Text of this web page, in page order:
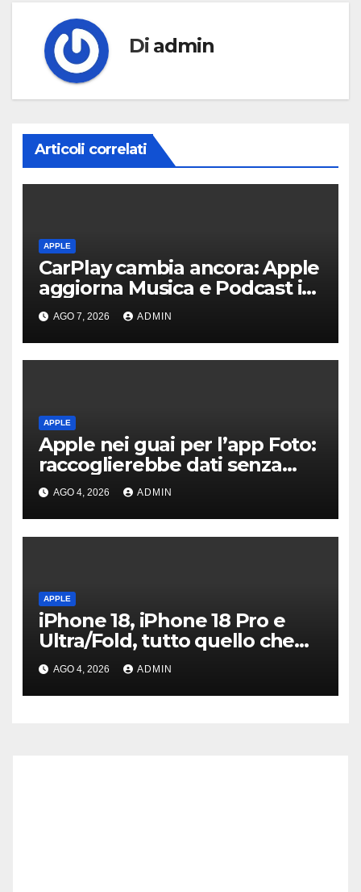
Di admin
Articoli correlati
APPLE
CarPlay cambia ancora: Apple
aggiorna Musica e Podcast in
auto
AGO 7, 2026 ADMIN
APPLE
Apple nei guai per l’app Foto:
raccoglierebbe dati senza
consenso
AGO 4, 2026 ADMIN
APPLE
iPhone 18, iPhone 18 Pro e
Ultra/Fold, tutto quello che
sappiamo ad oggi
AGO 4, 2026 ADMIN